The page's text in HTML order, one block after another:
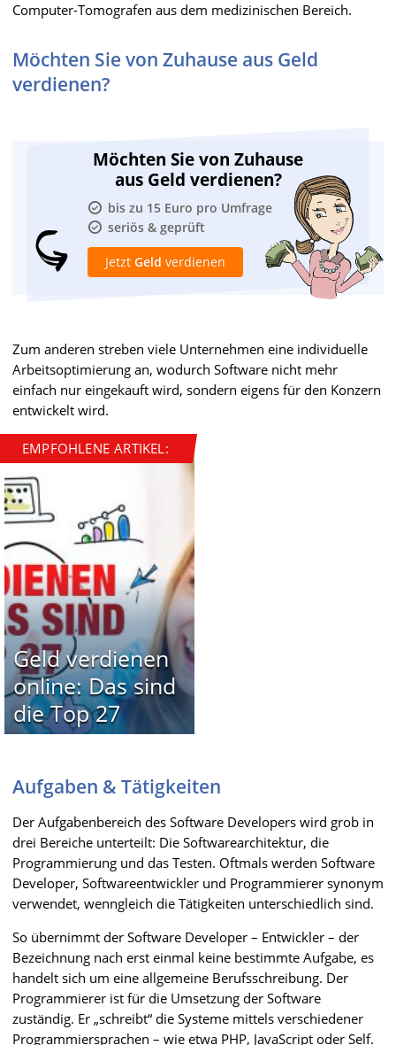
Computer-Tomografen aus dem medizinischen Bereich.
Möchten Sie von Zuhause aus Geld
verdienen?
Möchten Sie von Zuhause
aus Geld verdienen?
bis zu 15 Euro pro Umfrage
seriös & geprüft
Jetzt Geld verdienen
Zum anderen streben viele Unternehmen eine individuelle
Arbeitsoptimierung an, wodurch Software nicht mehr
einfach nur eingekauft wird, sondern eigens für den Konzern
entwickelt wird.
EMPFOHLENE ARTIKEL:
Geld verdienen
online: Das sind
die Top 27
Aufgaben & Tätigkeiten
Der Aufgabenbereich des Software Developers wird grob in
drei Bereiche unterteilt: Die Softwarearchitektur, die
Programmierung und das Testen. Oftmals werden Software
Developer, Softwareentwickler und Programmierer synonym
verwendet, wenngleich die Tätigkeiten unterschiedlich sind.
So übernimmt der Software Developer – Entwickler – der
Bezeichnung nach erst einmal keine bestimmte Aufgabe, es
handelt sich um eine allgemeine Berufsschreibung. Der
Programmierer ist für die Umsetzung der Software
zuständig. Er „schreibt“ die Systeme mittels verschiedener
Programmiersprachen – wie etwa PHP, JavaScript oder Self.